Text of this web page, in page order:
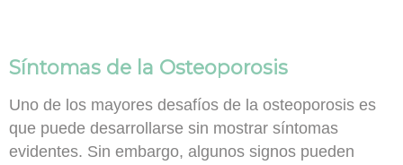
Síntomas de la Osteoporosis
Uno de los mayores desafíos de la osteoporosis es
que puede desarrollarse sin mostrar síntomas
evidentes. Sin embargo, algunos signos pueden